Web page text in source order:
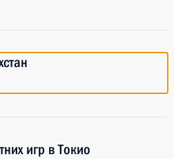
игр в Токио